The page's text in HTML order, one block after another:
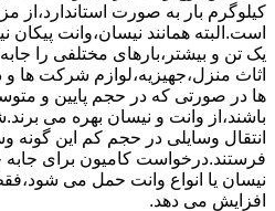
کیلوگرم بار به صورت استاندارد،از
است.البته همانند نیسان،وانت پیکان
یک تن و بیشتر،بارهای مختلفی را
اثاث منزل،جهیزیه،لوازم شرکت ها و
ها در صورتی که در حجم پایین و
باشند،از وانت و نیسان بهره می
انتقال وسایلی در حجم کم این گونه
فرستند.درخواست کامیون برای جابه
نیسان یا انواع وانت حمل می
افزایش می دهد.